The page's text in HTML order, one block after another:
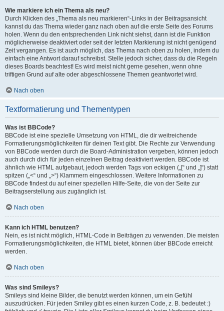
Wie markiere ich ein Thema als neu?
Durch Klicken des „Thema als neu markieren“-Links in der Beitragsansicht
kannst du das Thema wieder ganz nach oben auf die erste Seite des Forums
holen. Wenn du den entsprechenden Link nicht siehst, dann ist die Funktion
möglicherweise deaktiviert oder seit der letzten Markierung ist nicht genügend
Zeit vergangen. Es ist auch möglich, das Thema nach oben zu holen, indem du
einfach eine Antwort darauf schreibst. Stelle jedoch sicher, dass du die Regeln
dieses Boards beachtest! Es wird meist nicht gerne gesehen, wenn ohne
triftigen Grund auf alte oder abgeschlossene Themen geantwortet wird.
Nach oben
Textformatierung und Thementypen
Was ist BBCode?
BBCode ist eine spezielle Umsetzung von HTML, die dir weitreichende
Formatierungsmöglichkeiten für deinen Text gibt. Die Rechte zur Verwendung
von BBCode werden durch die Board-Administration vergeben, können jedoch
auch durch dich für jeden einzelnen Beitrag deaktiviert werden. BBCode ist
ähnlich wie HTML aufgebaut, jedoch werden Tags von eckigen („[“ und „]“) statt
spitzen („<“ und „>“) Klammern eingeschlossen. Weitere Informationen zu
BBCode findest du auf einer speziellen Hilfe-Seite, die von der Seite zur
Beitragserstellung aus zugänglich ist.
Nach oben
Kann ich HTML benutzen?
Nein, es ist nicht möglich, HTML-Code in Beiträgen zu verwenden. Die meisten
Formatierungsmöglichkeiten, die HTML bietet, können über BBCode erreicht
werden.
Nach oben
Was sind Smileys?
Smileys sind kleine Bilder, die benutzt werden können, um ein Gefühl
auszudrücken. Für jeden Smiley gibt es einen kurzen Code, z. B. bedeutet :)